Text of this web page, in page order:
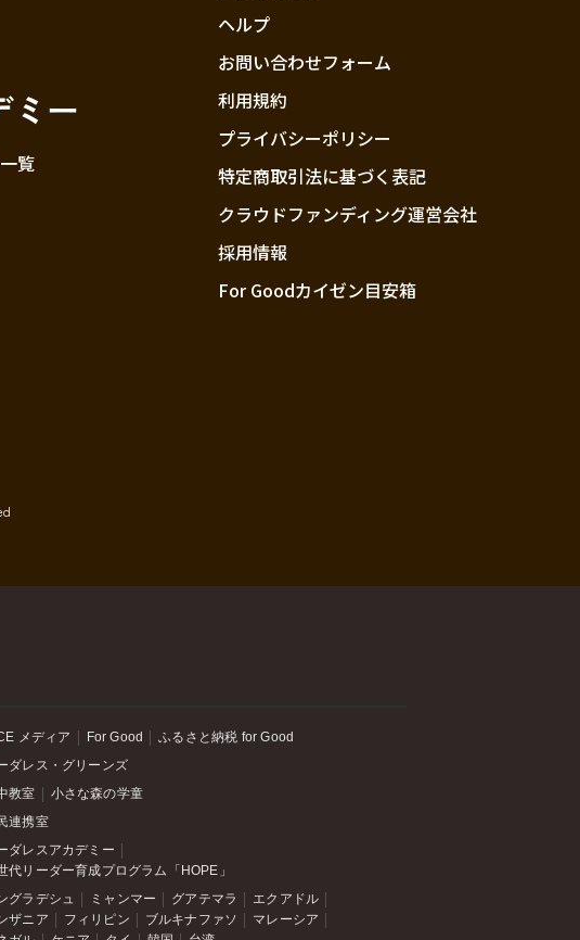
ミー
覧
ヘルプ
お問い合わせフォーム
利用規約
プライバシーポリシー
特定商取引法に基づく表記
クラウドファンディング運営会社
採用情報
For Goodカイゼン目安箱
メディア For Good ふるさと納税 for Good
ダレス・グリーンズ
教室 小さな森の学童
連携室
ダレスアカデミー
代リーダー育成プログラム「HOPE」
グラデシュ ミャンマー グアテマラ
エクアドル
ザニア
フィリピン ブルキナファソ
マレーシア